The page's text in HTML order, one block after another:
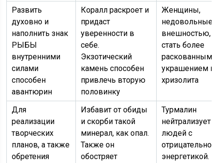
Развить
духовно и
наполнить знак
РЫБЫ
внутренними
силами
способен
авантюрин
Коралл раскроет и
придаст
уверенности в
себе.
Экзотический
камень способен
привлечь вторую
половинку
Женщины,
недовольные
внешностью,
стать более
раскованными
украшением
хризолита
Для
реализации
творческих
планов, а также
обретения
Избавит от обиды
и скорби такой
минерал, как опал.
Также он
обостряет
Турмалин
нейтрализует
людей с
отрицательной
энергетикой.